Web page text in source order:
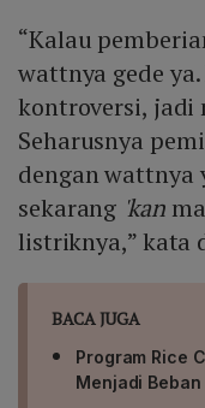
“Kalau
wattnya gede
kontroversi, jadi
Seharusnya
dengan wattnya
sekarang 'kan
listriknya,” kata
BACA JUGA
Program Rice
Menjadi